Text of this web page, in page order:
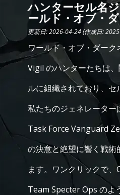
ハンターセル名
ールド・オブ・
更新日: 2026-04-24 (作成日:
ワールド・オブ・ダー
Vigil のハンターたちは
ルに組織されており、セ
私たちのジェネレータ
Task Force Vanguard
の決意と絶望に響く戦
ます。ワンクリックで
Team Specter Ops のよ